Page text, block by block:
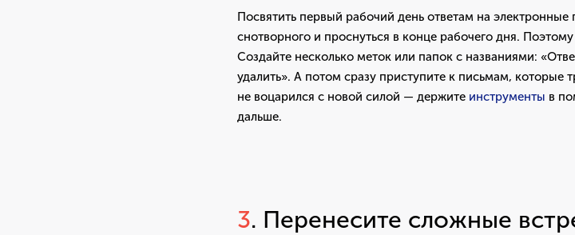
Посвятить первый рабочий день ответам на
снотворного и проснуться в конце рабочего дня.
Создайте несколько меток или папок с названиями:
удалить». А потом сразу приступите к письмам, которые
не воцарился с новой силой — держите инструменты в
дальше.
3. Перенесите сложные